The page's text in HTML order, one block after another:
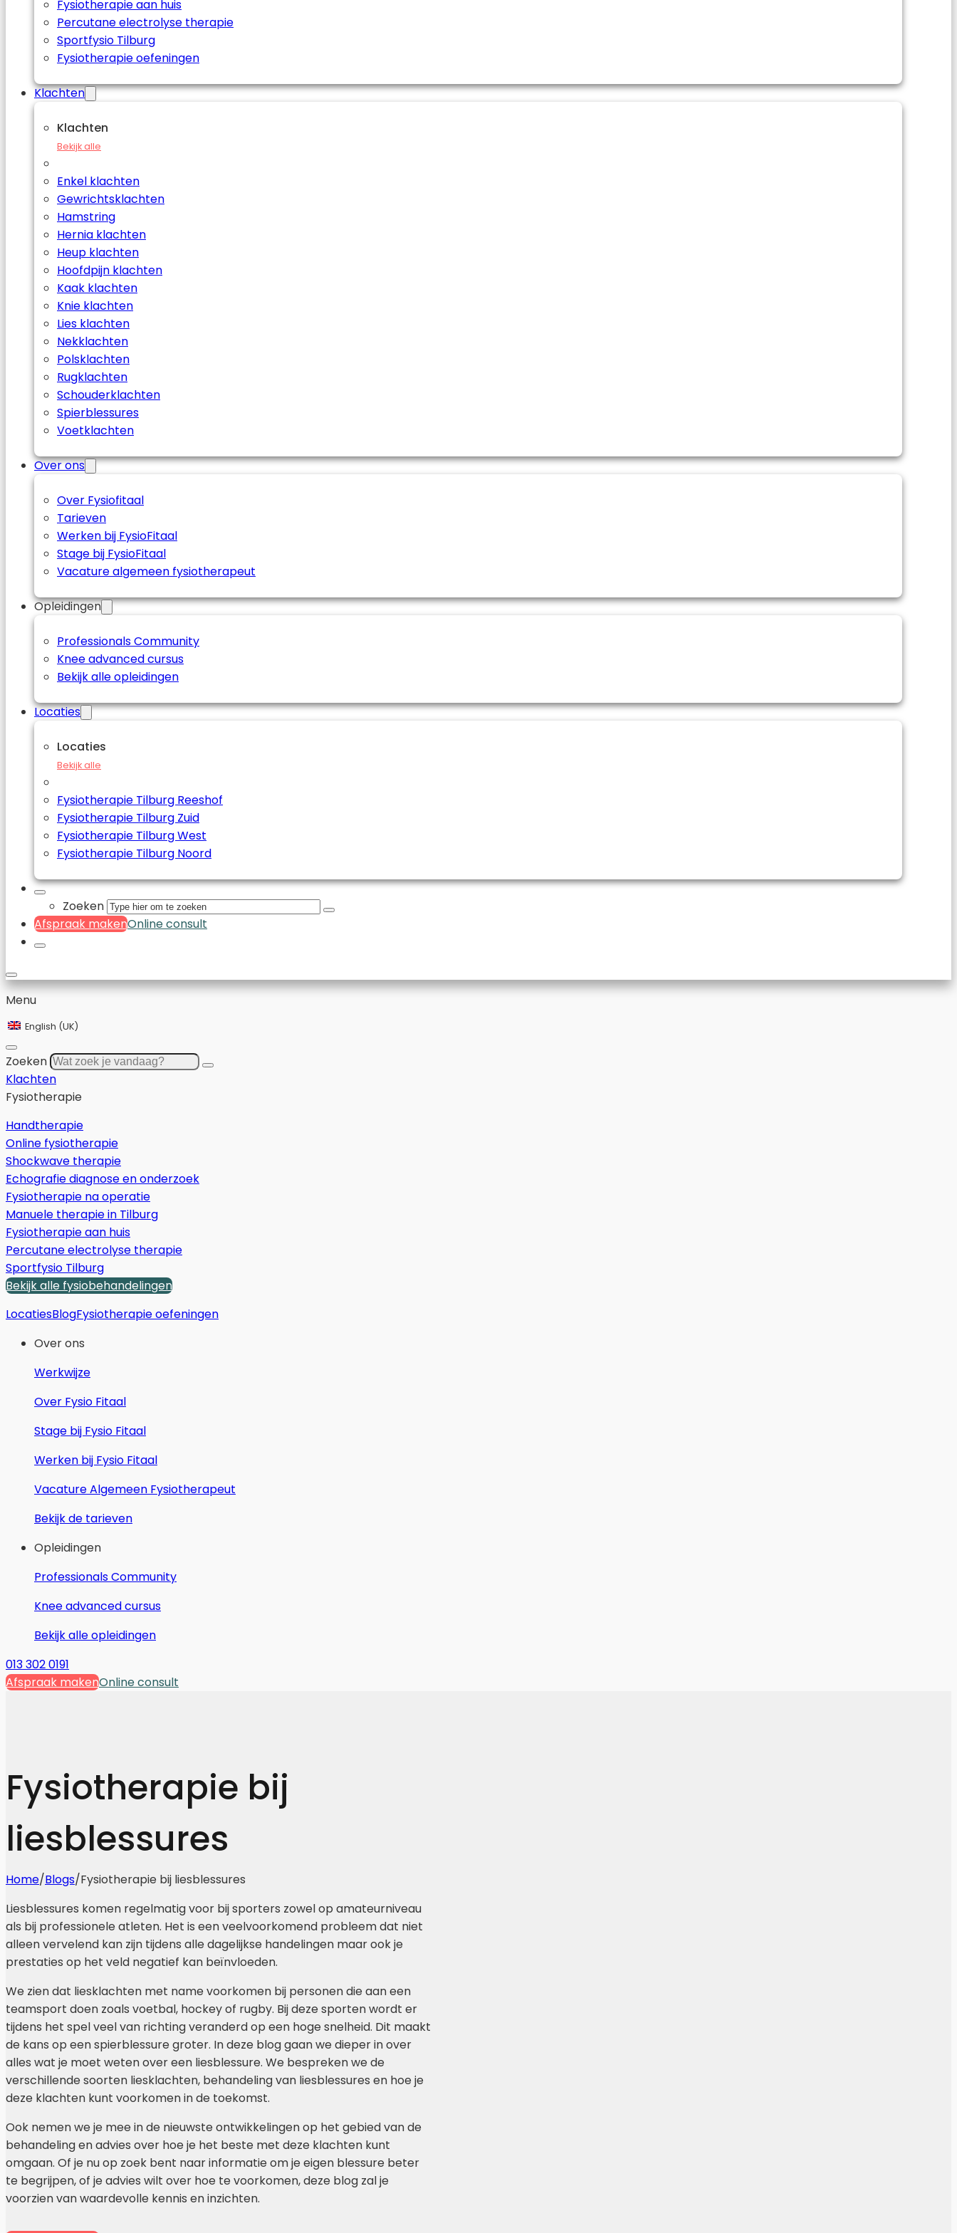
Fysiotherapie aan huis
Percutane electrolyse therapie
Sportfysio Tilburg
Fysiotherapie oefeningen
Klachten
Klachten
Bekijk alle
Enkel klachten
Gewrichtsklachten
Hamstring
Hernia klachten
Heup klachten
Hoofdpijn klachten
Kaak klachten
Knie klachten
Lies klachten
Nekklachten
Polsklachten
Rugklachten
Schouderklachten
Spierblessures
Voetklachten
Over ons
Over Fysiofitaal
Tarieven
Werken bij FysioFitaal
Stage bij FysioFitaal
Vacature algemeen fysiotherapeut
Opleidingen
Professionals Community
Knee advanced cursus
Bekijk alle opleidingen
Locaties
Locaties
Bekijk alle
Fysiotherapie Tilburg Reeshof
Fysiotherapie Tilburg Zuid
Fysiotherapie Tilburg West
Fysiotherapie Tilburg Noord
Zoeken
Afspraak makenOnline consult
Menu
English (UK)
Zoeken
Klachten
Fysiotherapie
Handtherapie
Online fysiotherapie
Shockwave therapie
Echografie diagnose en onderzoek
Fysiotherapie na operatie
Manuele therapie in Tilburg
Fysiotherapie aan huis
Percutane electrolyse therapie
Sportfysio Tilburg
Bekijk alle fysiobehandelingen
LocatiesBlogFysiotherapie oefeningen
Over ons
Werkwijze
Over Fysio Fitaal
Stage bij Fysio Fitaal
Werken bij Fysio Fitaal
Vacature Algemeen Fysiotherapeut
Bekijk de tarieven
Opleidingen
Professionals Community
Knee advanced cursus
Bekijk alle opleidingen
013 302 0191
Afspraak makenOnline consult
Fysiotherapie bij
liesblessures
Home/Blogs/Fysiotherapie bij liesblessures
Liesblessures komen regelmatig voor bij sporters zowel op amateurniveau
als bij professionele atleten. Het is een veelvoorkomend probleem dat niet
alleen vervelend kan zijn tijdens alle dagelijkse handelingen maar ook je
prestaties op het veld negatief kan beïnvloeden.
We zien dat liesklachten met name voorkomen bij personen die aan een
teamsport doen zoals voetbal, hockey of rugby. Bij deze sporten wordt er
tijdens het spel veel van richting veranderd op een hoge snelheid. Dit maakt
de kans op een spierblessure groter. In deze blog gaan we dieper in over
alles wat je moet weten over een liesblessure. We bespreken we de
verschillende soorten liesklachten, behandeling van liesblessures en hoe je
deze klachten kunt voorkomen in de toekomst.
Ook nemen we je mee in de nieuwste ontwikkelingen op het gebied van de
behandeling en advies over hoe je het beste met deze klachten kunt
omgaan. Of je nu op zoek bent naar informatie om je eigen blessure beter
te begrijpen, of je advies wilt over hoe te voorkomen, deze blog zal je
voorzien van waardevolle kennis en inzichten.